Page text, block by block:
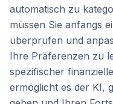
automatisch zu
müssen Sie anfangs
überprüfen und
Ihre Präferenzen zu
spezifischer
ermöglicht es der KI,